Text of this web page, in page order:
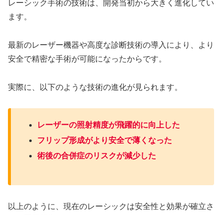
レーシック手術の技術は、開発当初から大きく進化してい
ます。
最新のレーザー機器や高度な診断技術の導入により、より
安全で精密な手術が可能になったからです。
実際に、以下のような技術の進化が見られます。
レーザーの照射精度が飛躍的に向上した
フリップ形成がより安全で薄くなった
術後の合併症のリスクが減少した
以上のように、現在のレーシックは安全性と効果が確立さ